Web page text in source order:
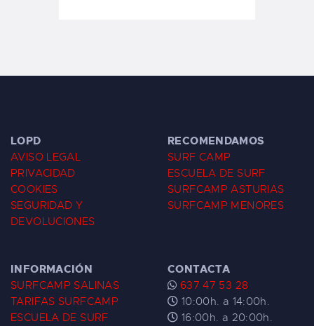
LOPD
AVISO LEGAL
PRIVACIDAD
COOKIES
SEGURIDAD Y
DEVOLUCIONES
RECOMENDAMOS
SURF CAMP
ESCUELA DE SURF
SURFCAMP ASTURIAS
SURFCAMP MENORES
INFORMACIÓN
SURFCAMP SALINAS
TARIFAS SURFCAMP
ESCUELA DE SURF
CONTACTA
637 47 53 28
10:00h. a 14:00h.
16:00h. a 20:00h.